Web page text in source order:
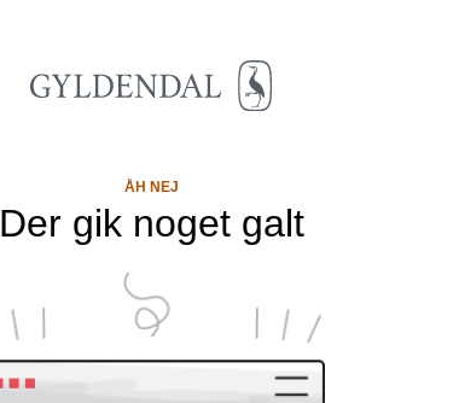
ÅH NEJ
Der gik noget galt